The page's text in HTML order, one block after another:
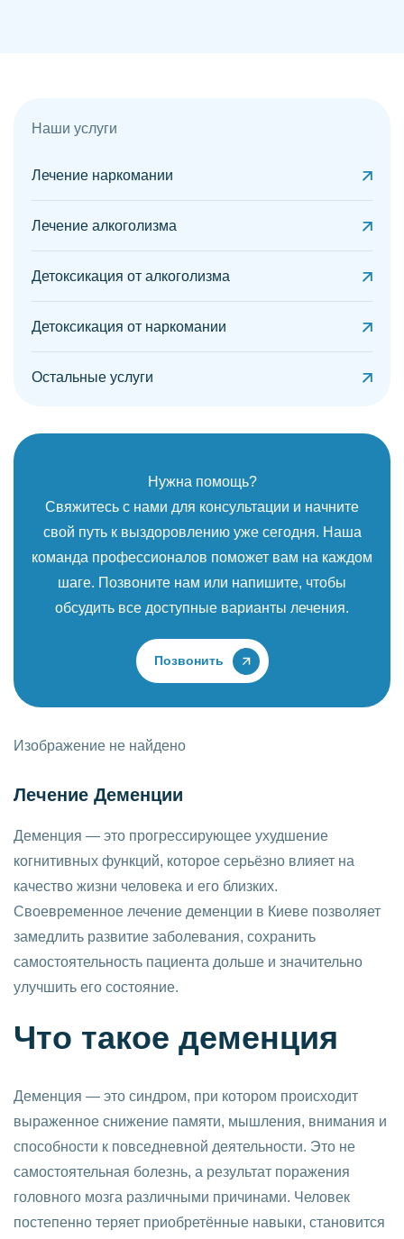
Наши услуги
Лечение наркомании
Лечение алкоголизма
Детоксикация от алкоголизма
Детоксикация от наркомании
Остальные услуги
Нужна помощь?
Свяжитесь с нами для консультации и начните
свой путь к выздоровлению уже сегодня. Наша
команда профессионалов поможет вам на каждом
шаге. Позвоните нам или напишите, чтобы
обсудить все доступные варианты лечения.
Позвонить
Изображение не найдено
Лечение Деменции
Деменция — это прогрессирующее ухудшение
когнитивных функций, которое серьёзно влияет на
качество жизни человека и его близких.
Своевременное лечение деменции в Киеве позволяет
замедлить развитие заболевания, сохранить
самостоятельность пациента дольше и значительно
улучшить его состояние.
Что такое деменция
Деменция — это синдром, при котором происходит
выраженное снижение памяти, мышления, внимания и
способности к повседневной деятельности. Это не
самостоятельная болезнь, а результат поражения
головного мозга различными причинами. Человек
постепенно теряет приобретённые навыки, становится